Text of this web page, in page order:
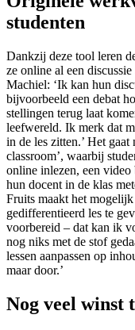
studenten
Dankzij deze tool leren
ze online al een
Machiel: ‘Ik kan hun
bijvoorbeeld een debat
stellingen terug laat
leefwereld. Ik merk dat
in de les zitten.’ Het
classroom’, waarbij
online inlezen, een
hun docent in de klas
Fruits maakt het
gedifferentieerd les te
voorbereid – dat kan ik
nog niks met de stof
lessen aanpassen op
maar door.’
Nog veel winst